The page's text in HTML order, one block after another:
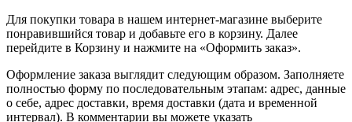
Для покупки товара в нашем интернет-магазине выберите
понравившийся товар и добавьте его в корзину. Далее
перейдите в Корзину и нажмите на «Оформить заказ».
Оформление заказа выглядит следующим образом. Заполняете
полностью форму по последовательным этапам: адрес, данные
о себе, адрес доставки, время доставки (дата и временной
интервал). В комментарии вы можете указать